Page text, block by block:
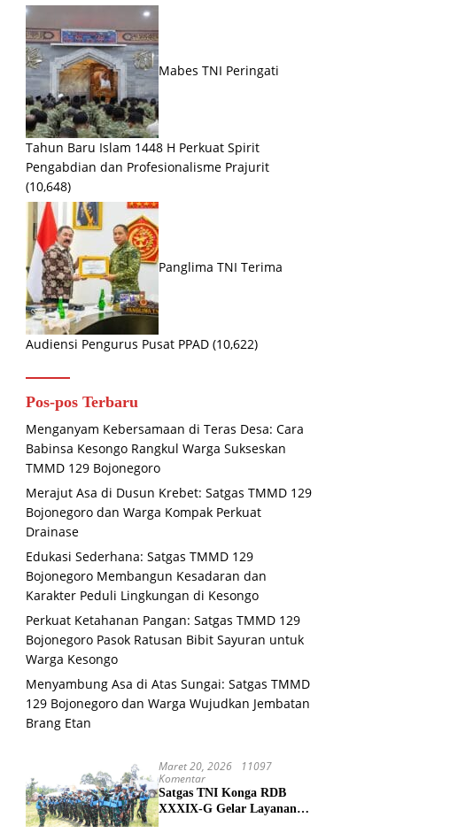
Mabes TNI Peringati
Tahun Baru Islam 1448 H Perkuat Spirit
Pengabdian dan Profesionalisme Prajurit
(10,648)
Panglima TNI Terima
Audiensi Pengurus Pusat PPAD (10,622)
Pos-pos Terbaru
Menganyam Kebersamaan di Teras Desa: Cara
Babinsa Kesongo Rangkul Warga Sukseskan
TMMD 129 Bojonegoro
Merajut Asa di Dusun Krebet: Satgas TMMD 129
Bojonegoro dan Warga Kompak Perkuat
Drainase
Edukasi Sederhana: Satgas TMMD 129
Bojonegoro Membangun Kesadaran dan
Karakter Peduli Lingkungan di Kesongo
Perkuat Ketahanan Pangan: Satgas TMMD 129
Bojonegoro Pasok Ratusan Bibit Sayuran untuk
Warga Kesongo
Menyambung Asa di Atas Sungai: Satgas TMMD
129 Bojonegoro dan Warga Wujudkan Jembatan
Brang Etan
Maret 20, 2026
11097
Komentar
Satgas TNI Konga RDB
XXXIX-G Gelar Layanan